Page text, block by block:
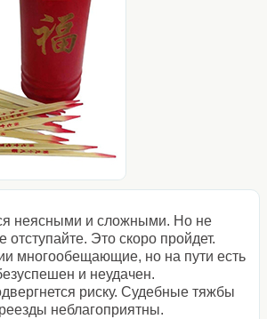
неясными и сложными. Но не
отступайте. Это скоро пройдет.
многообещающие, но на пути есть
и неудачен.
риску. Судебные тяжбы
неблагоприятны.